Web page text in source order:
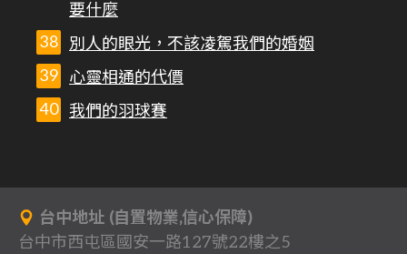
要什麼
別人的眼光，不該凌駕我們的婚姻
心靈相通的代價
我們的羽球賽
台中地址 (自置物業,信心保障)
台中市西屯區國安一路127號22樓之5